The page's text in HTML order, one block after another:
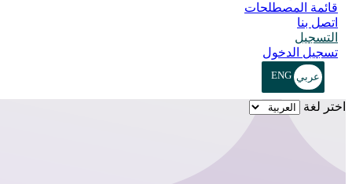
قائمة المصطلحات
اتصل بنا
التسجيل
تسجيل الدخول
اختر لغة